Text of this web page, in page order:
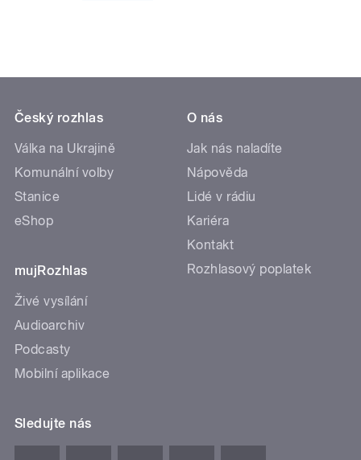
Český rozhlas
Válka na Ukrajině
Komunální volby
Stanice
eShop
mujRozhlas
Živé vysílání
Audioarchiv
Podcasty
Mobilní aplikace
O nás
Jak nás naladíte
Nápověda
Lidé v rádiu
Kariéra
Kontakt
Rozhlasový poplatek
Sledujte nás